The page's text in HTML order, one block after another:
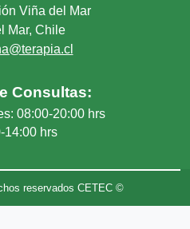
Viña del Mar
Mar, Chile
Consultas:
08:00-20:00 hrs
14:00 hrs
reservados CETEC ©